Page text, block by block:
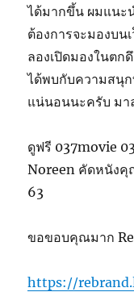
ได้มากขึ้น ผมแนะ
ต้องการจะมองบน
ลองเปิดมองในตก
ได้พบกับความสนุก
แน่นอนนะครับ มา
ดูฟรี 037movie
Noreen คัดหนังคุ
63
ขอขอบคุณมาก
https://